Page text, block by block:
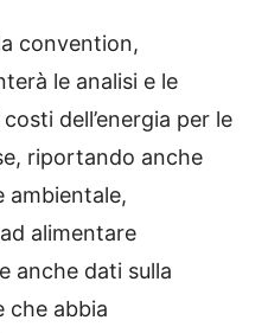
convention,
le analisi e le
dell’energia per le
riportando anche
ambientale,
alimentare
anche dati sulla
che abbia